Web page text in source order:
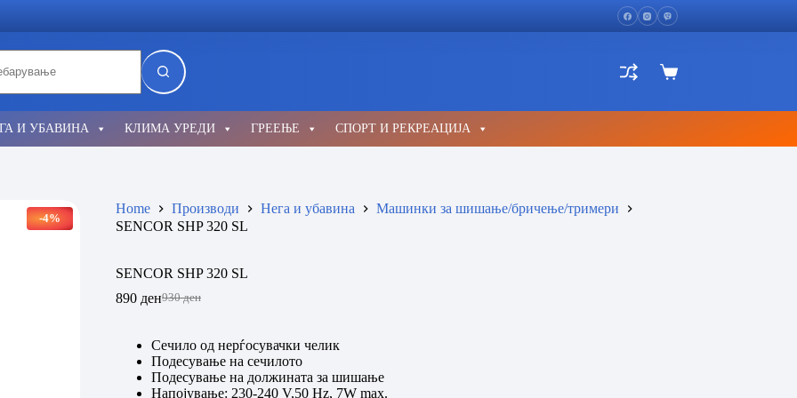
Shopping
И УБАВИНА КЛИМА УРЕДИ ГРЕЕЊЕ СПОРТ И РЕКРЕАЦИЈА
-4%
Home Производи Нега и убавина
Машинки за шишање/бричење/тримери
SENCOR SHP 320 SL
SENCOR SHP 320 SL
930ден
Original
930 ден.
890 денCurrent
890 ден.
Сечило од нерѓосувачки челик
Подесување на сечилото
Подесување на должината за шишање
Напојување: 230-240 V,50 Hz, 7W max.